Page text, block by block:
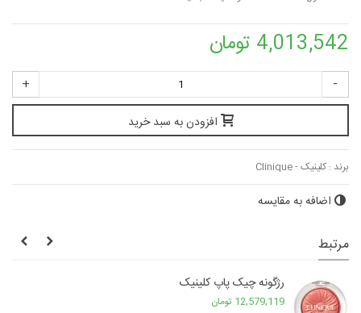
4,013,542 تومان
-
+
افزودن به سبد خرید
برند : کلینیک - Clinique
اضافه به مقایسه
مرتبط
رژگونه چیک پاپ کلینیک
12,579,119 تومان